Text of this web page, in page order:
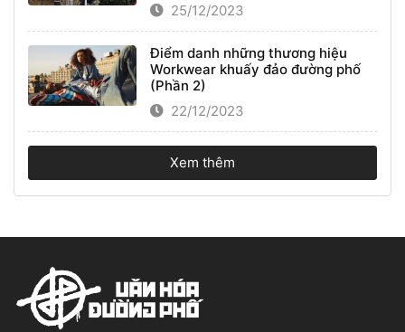
25/12/2023
Điểm danh những thương hiệu
Workwear khuấy đảo đường phố
(Phần 2)
22/12/2023
Xem thêm